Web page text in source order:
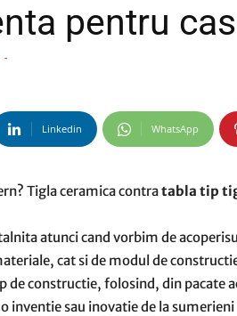
pentru
-
Linkedin WhatsApp
Tigla ceramica contratabla tip
atunci cand vorbim de
cat si de modul de
de constructie, folosind, din pacate
inventie sau inovatie de la sumerieni